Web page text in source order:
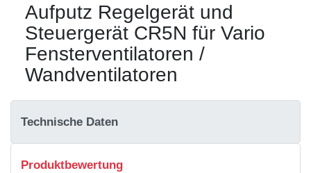
Aufputz Regelgerät und
Steuergerät CR5N für Vario
Fensterventilatoren /
Wandventilatoren
Technische Daten
Produktbewertung